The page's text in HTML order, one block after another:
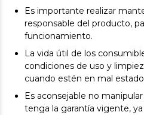
Es importante realizar
responsable del producto,
funcionamiento.
La vida útil de los
condiciones de uso y
cuando estén en mal
Es aconsejable no
tenga la garantía vigente,